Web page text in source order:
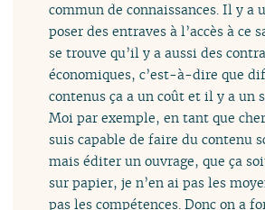
commun de connaissances. Il y a
poser des entraves à l’accès à ce
se trouve qu’il y a aussi des
économiques, c’est-à-dire que
contenus ça a un coût et il y a un
Moi par exemple, en tant que
suis capable de faire du contenu
mais éditer un ouvrage, que ça
sur papier, je n’en ai pas les
pas les compétences. Donc on a